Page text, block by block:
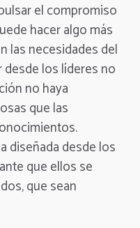
el compromiso
hacer algo más
las necesidades del
los líderes no
no haya
que las
diseñada desde los
que ellos se
que sean